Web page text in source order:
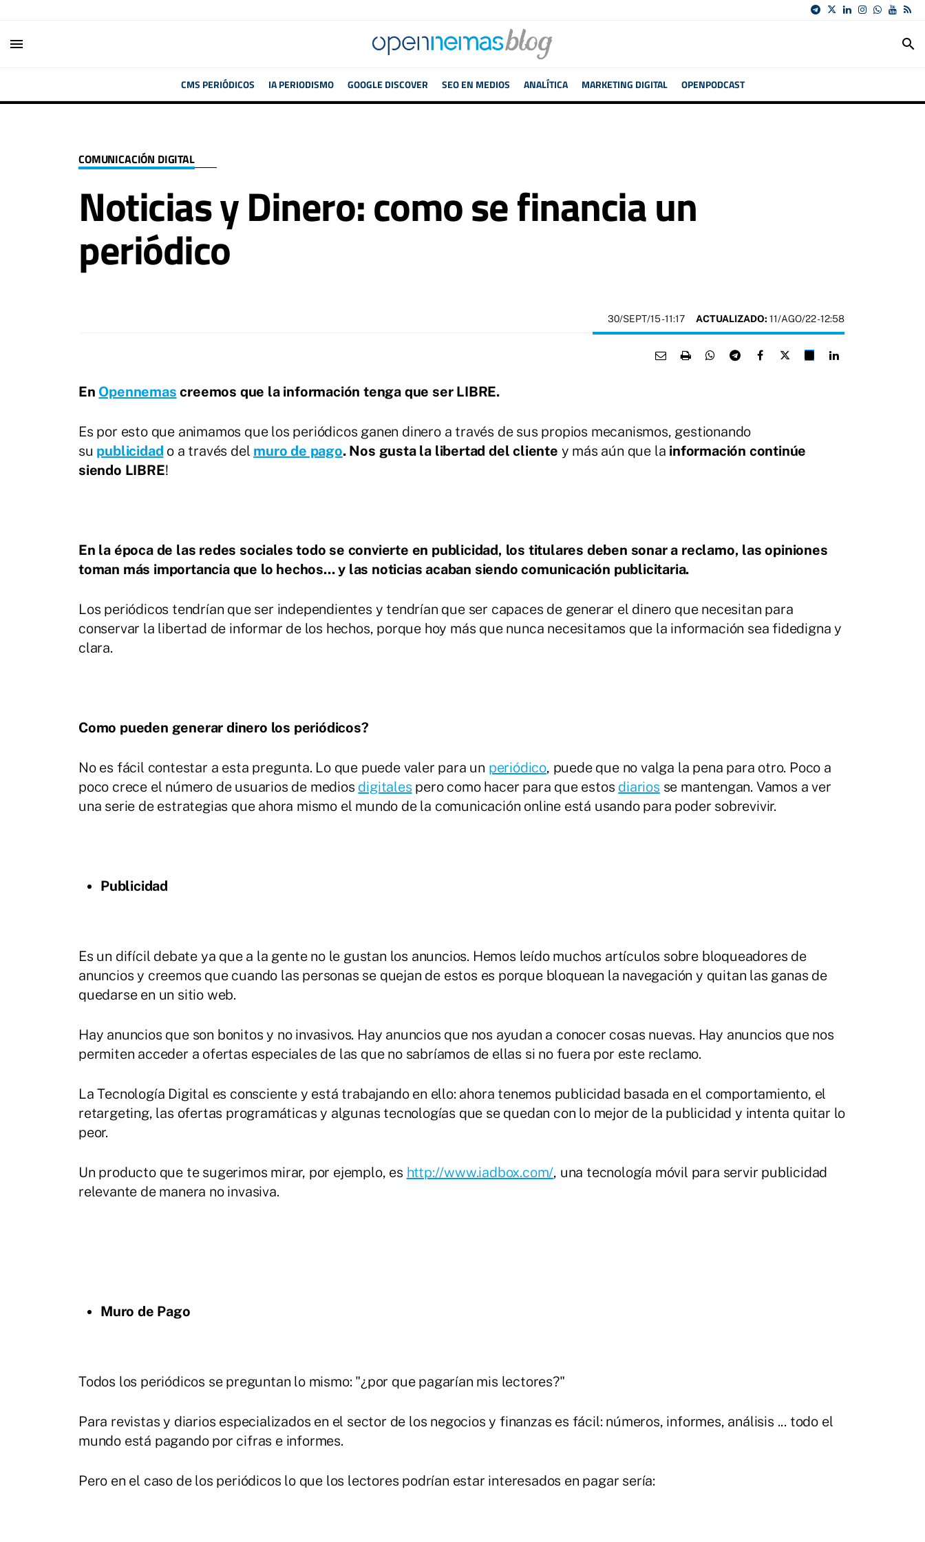
menu search
CMS PERIÓDICOS IA PERIODISMO GOOGLE DISCOVER SEO EN MEDIOS ANALÍTICA MARKETING DIGITAL OPENPODCAST
COMUNICACIÓN DIGITAL
Noticias y Dinero: como se financia un
periódico
30/SEPT/15- 11:17 ACTUALIZADO: 11/AGO/22 - 12:58
En Opennemas creemos que la información tenga que ser LIBRE.
Es por esto que animamos que los periódicos ganen dinero a través de sus propios mecanismos, gestionando
su publicidad o a través del muro de pago. Nos gusta la libertad del cliente y más aún que la información continúe
siendo LIBRE!
En la época de las redes sociales todo se convierte en publicidad, los titulares deben sonar a reclamo, las opiniones
toman más importancia que lo hechos... y las noticias acaban siendo comunicación publicitaria.
Los periódicos tendrían que ser independientes y tendrían que ser capaces de generar el dinero que necesitan para
conservar la libertad de informar de los hechos, porque hoy más que nunca necesitamos que la información sea fidedigna y
clara.
Como pueden generar dinero los periódicos?
No es fácil contestar a esta pregunta. Lo que puede valer para un periódico, puede que no valga la pena para otro. Poco a
poco crece el número de usuarios de medios digitales pero como hacer para que estos diarios se mantengan. Vamos a ver
una serie de estrategias que ahora mismo el mundo de la comunicación online está usando para poder sobrevivir.
Publicidad
Es un difícil debate ya que a la gente no le gustan los anuncios. Hemos leído muchos artículos sobre bloqueadores de
anuncios y creemos que cuando las personas se quejan de estos es porque bloquean la navegación y quitan las ganas de
quedarse en un sitio web.
Hay anuncios que son bonitos y no invasivos. Hay anuncios que nos ayudan a conocer cosas nuevas. Hay anuncios que nos
permiten acceder a ofertas especiales de las que no sabríamos de ellas si no fuera por este reclamo.
La Tecnología Digital es consciente y está trabajando en ello: ahora tenemos publicidad basada en el comportamiento, el
retargeting, las ofertas programáticas y algunas tecnologías que se quedan con lo mejor de la publicidad y intenta quitar lo
peor.
Un producto que te sugerimos mirar, por ejemplo, es http://www.iadbox.com/, una tecnología móvil para servir publicidad
relevante de manera no invasiva.
Muro de Pago
Todos los periódicos se preguntan lo mismo: "¿por que pagarían mis lectores?"
Para revistas y diarios especializados en el sector de los negocios y finanzas es fácil: números, informes, análisis ... todo el
mundo está pagando por cifras e informes.
Pero en el caso de los periódicos lo que los lectores podrían estar interesados en pagar sería: